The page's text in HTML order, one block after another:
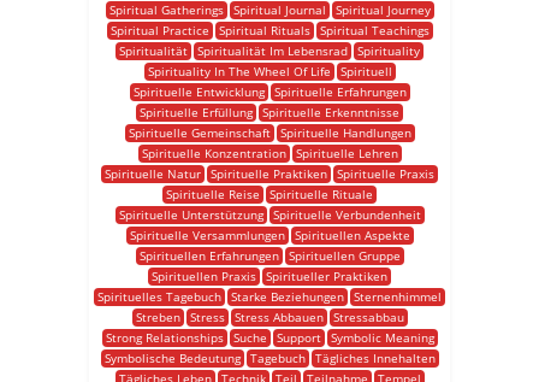
Spiritual Gatherings
Spiritual Journal
Spiritual Journey
Spiritual Practice
Spiritual Rituals
Spiritual Teachings
Spiritualität Spiritualität Im Lebensrad Spirituality
Spirituality In The Wheel Of Life
Spirituell
Spirituelle Entwicklung
Spirituelle Erfahrungen
Spirituelle Erfüllung Spirituelle Erkenntnisse
Spirituelle Gemeinschaft
Spirituelle Handlungen
Spirituelle Konzentration
Spirituelle Lehren
Spirituelle Natur Spirituelle Praktiken Spirituelle Praxis
Spirituelle Reise
Spirituelle Rituale
Spirituelle Unterstützung
Spirituelle Verbundenheit
Spirituelle Versammlungen
Spirituellen Aspekte
Spirituellen Erfahrungen
Spirituellen Gruppe
Spirituellen Praxis Spiritueller Praktiken
Spirituelles Tagebuch Starke Beziehungen Sternenhimmel
Streben
Stress Stress Abbauen
Stressabbau
Strong Relationships
Suche Support
Symbolic Meaning
Symbolische Bedeutung
Tagebuch
Tägliches Innehalten
Tägliches Leben
Technik Teil Teilnahme Tempel